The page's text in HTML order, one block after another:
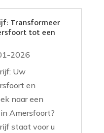
Transformeer
tot een
2026
Uw
en
naar een
Amersfoort?
staat voor u